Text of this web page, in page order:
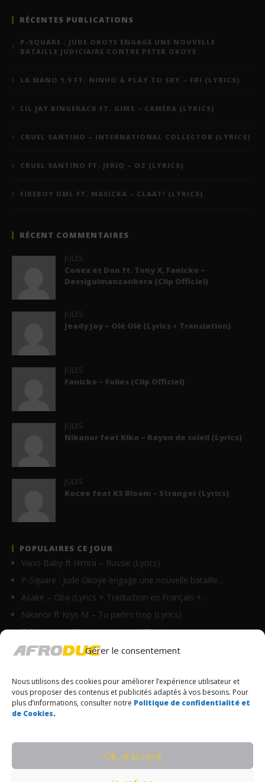
Gérer le consentement
Nous utilisons des cookies pour améliorer l’expérience utilisateur et
vous proposer des contenus et publicités adaptés à vos besoins. Pour
plus d’informations, consulter notre Politique de confidentialité et
de Cookies.
Ok, d’accord
RÉCENTES PUBLICATIONS
P-SQUARE : JUDE OKOYE ENGAGE UNE NOUVELLE
BATAILLE JUDICIAIRE CONTRE PETER OKOYE
LA MANO 1.9 FT. NINHO & PLAY TO SKY – FBI (LYRICS)
LIL JAY BINGERACK FT. GIMS – CAMÉRA (LYRICS)
CRUEL SANTINO – INTERNATIONAL COLLECTOR (LYRICS)
CRUEL SANTINO FT. JERIQ – OZ (LYRICS)
FIREBOY DML FT. MASICKA – CLAAT! (LYRICS)
RÉCENT COMMENTAIRES
JULES
Conex et Don ft. Tony X, Fanicko –
Dessiguimanzanbera (Clip Officiel)
JULES
Jeady Jay – Olé Olé (Lyrics + Translation)
JULES
Fanicko – Folies (Clip Officiel)
JULES
Nikanor feat Kiko – Rayon de soleil (Lyrics)
JULES
Kocee feat KS Bloom – Stranger (Lyrics)
POPULAIRES CE JOUR
Vano Baby ft Himra – Russie (Lyrics)
P-Square : Jude Okoye engage une nouvelle bataille…
Asake – Oba (Lyrics + Traduction en Français +…
Nikanor ft Krys M – Tu parles trop (Lyrics)
Fally Ipupa – Kitamata (Lyrics & Traduction)
Axel Merryl feat Toofan – Gba gba (Lyrics)
Skzi Starls – Rebirth Lyrics (ft. Aguero Banks)
Burna Boy feat Travis Scott – TaTaTa (Lyrics)
Anne Elisabeth – Papa Eh (Paroles/Lyrics)
© Copyrights Afroduc | Tous droits réservés